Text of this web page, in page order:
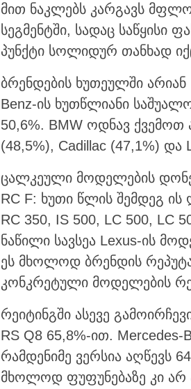
მით ნაკლებს კარგავს
სეგმენტში, სადაც საწყისი
პუნქტი სოლიდურ თანხად
ბრენდების ხუთეულში არიან
Benz-ის ხუთწლიანი
50,6%. BMW ოდნავ ქვემოთ
(48,5%), Cadillac (47,1%) და
ცალკეული მოდელების
RC F: ხუთი წლის შემდეგ ის
RC 350, IS 500, LC 500, LC
ნაწილი სავსეა Lexus-ის
ეს მხოლოდ ბრენდის
კონკრეტული მოდელების
რეიტინგში ასევე
RS Q8 65,8%-ით.
რამდენიმე ვერსია აღწევს
მხოლოდ ფუფუნებაზე კი